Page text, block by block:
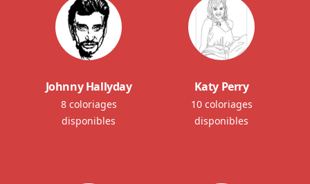
Johnny Hallyday
8 coloriages
disponibles
Katy Perry
10 coloriages
disponibles